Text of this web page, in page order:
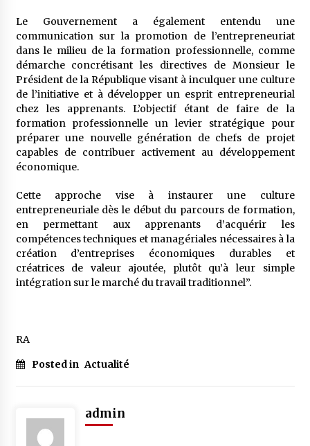
Le Gouvernement a également entendu une
communication sur la promotion de l’entrepreneuriat
dans le milieu de la formation professionnelle, comme
démarche concrétisant les directives de Monsieur le
Président de la République visant à inculquer une culture
de l’initiative et à développer un esprit entrepreneurial
chez les apprenants. L’objectif étant de faire de la
formation professionnelle un levier stratégique pour
préparer une nouvelle génération de chefs de projet
capables de contribuer activement au développement
économique.
Cette approche vise à instaurer une culture
entrepreneuriale dès le début du parcours de formation,
en permettant aux apprenants d’acquérir les
compétences techniques et managériales nécessaires à la
création d’entreprises économiques durables et
créatrices de valeur ajoutée, plutôt qu’à leur simple
intégration sur le marché du travail traditionnel”.
RA
Posted in Actualité
admin